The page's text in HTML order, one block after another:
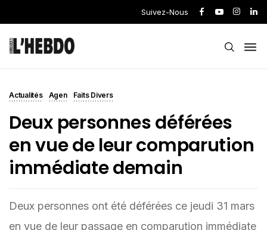
Suivez-Nous
Actualités Agen Faits Divers
Deux personnes déférées
en vue de leur comparution
immédiate demain
Deux personnes ont été déférées ce jeudi 31 mars
en vue de leur passage en comparution immédiate